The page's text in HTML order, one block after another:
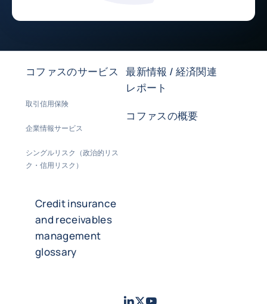
コファスのサービス
取引信用保険
企業情報サービス
シングルリスク（政治的リス
ク・信用リスク）
最新情報 / 経済関連
レポート
コファスの概要
Credit insurance
and receivables
management
glossary
LinkedIn
TwitterYoutube